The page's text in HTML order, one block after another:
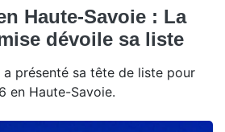
Haute-Savoie : La
dévoile sa liste
a présenté sa tête de liste pour
en Haute-Savoie.